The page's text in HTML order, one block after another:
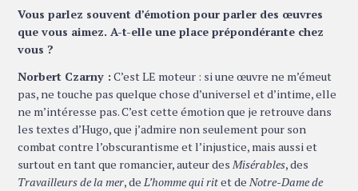
Vous parlez souvent d’émotion pour parler des œuvres
que vous aimez. A-t-elle une place prépondérante chez
vous ?
Norbert Czarny : C’est LE moteur : si une œuvre ne m’émeut
pas, ne touche pas quelque chose d’universel et d’intime, elle
ne m’intéresse pas. C’est cette émotion que je retrouve dans
les textes d’Hugo, que j’admire non seulement pour son
combat contre l’obscurantisme et l’injustice, mais aussi et
surtout en tant que romancier, auteur des Misérables, des
Travailleurs de la mer, de L’homme qui ritet de Notre-Dame de